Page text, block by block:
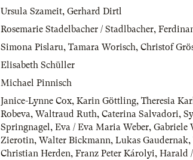
Ursula Szameit, Gerhard Dirtl
Rosemarie Stadelbacher / Stadlbacher,
Simona Pislaru, Tamara Worisch, Christof
Elisabeth Schüller
Michael Pinnisch
Janice-Lynne Cox, Karin Göttling, Theresia
Robeva, Waltraud Ruth, Caterina Salvadori,
Springnagel, Eva / Eva Maria Weber, Gabriele
Zierotin, Walter Bickmann, Lukas Gaudernak,
Christian Herden, Franz Peter Károlyi, Harald